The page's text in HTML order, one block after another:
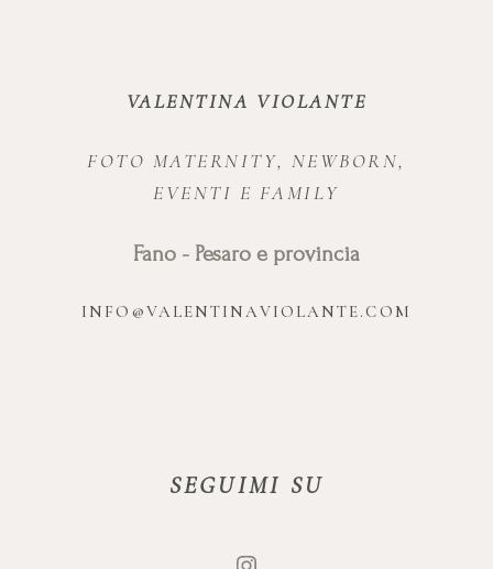
VALENTINA VIOLANTE
FOTO MATERNITY, NEWBORN,
EVENTI E FAMILY
Fano - Pesaro e provincia
INFO@VALENTINAVIOLANTE.COM
SEGUIMI SU